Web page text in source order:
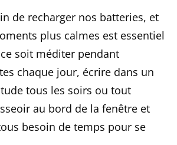
de recharger nos batteries, et
plus calmes est essentiel
soit méditer pendant
chaque jour, écrire dans un
tous les soirs ou tout
au bord de la fenêtre et
besoin de temps pour se